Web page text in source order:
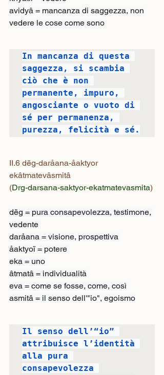
avidyâ = mancanza di saggezza, non
vedere le cose come sono
In mancanza di questa
saggezza, si scambia
ciò che è non
permanente, impuro,
angosciante o vuoto di
sé per permanenza,
purezza, felicità e sé.
II.6 dëg-daråana-åaktyor
ekâtmatevâsmitâ
(Drg-darsana-saktyor-ekatmatevasmita)
dëg = pura consapevolezza, testimone,
vedente
daråana = visione, prospettiva
åaktyoï = potere
eka = uno
âtmatâ = individualità
eva = come se fosse, come, così
asmitâ = il senso dell'"io", egoismo
Il senso dell’“io”
attribuisce l’identità
alla pura
consapevolezza